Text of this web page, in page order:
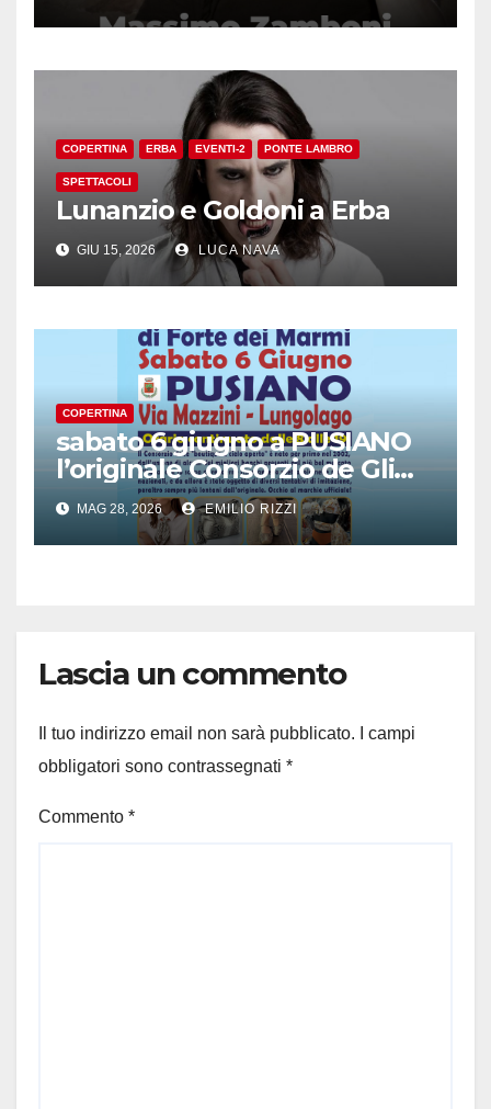
COPERTINA ERBA EVENTI-2 PONTE LAMBRO
SPETTACOLI
Lunanzio e Goldoni a Erba
GIU 15, 2026 LUCA NAVA
COPERTINA
sabato 6 giugno a PUSIANO
l’originale Consorzio de Gli
Ambulanti di Forte dei
Marmi®
MAG 28, 2026 EMILIO RIZZI
Lascia un commento
Il tuo indirizzo email non sarà pubblicato.
I campi
obbligatori sono contrassegnati *
Commento *